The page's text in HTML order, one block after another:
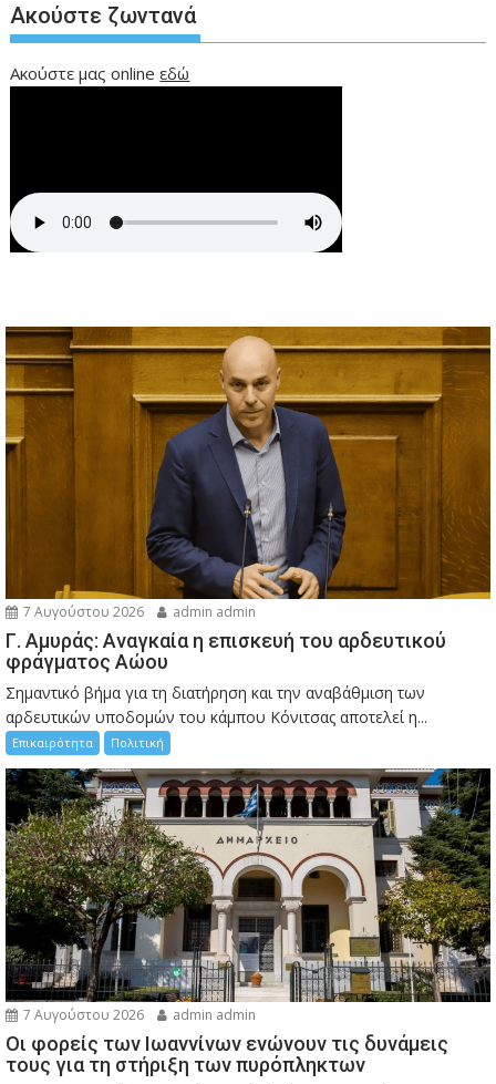
Ακούστε ζωντανά
Ακούστε μας onlineεδώ
7 Αυγούστου 2026 admin admin
Γ. Αμυράς: Αναγκαία η επισκευή του αρδευτικού
φράγματος Αώου
Σημαντικό βήμα για τη διατήρηση και την αναβάθμιση των
αρδευτικών υποδομών του κάμπου Κόνιτσας αποτελεί η...
Επικαιρότητα Πολιτική
7 Αυγούστου 2026 admin admin
Οι φορείς των Ιωαννίνων ενώνουν τις δυνάμεις
τους για τη στήριξη των πυρόπληκτων